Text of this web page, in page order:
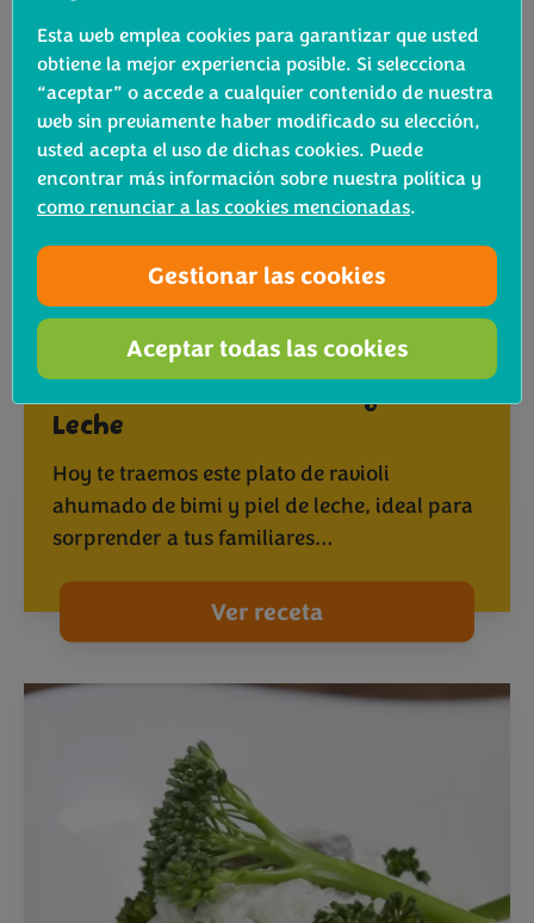
Leche
Hoy te traemos este plato de ravioli
ahumado de bimi y piel de leche, ideal para
sorprender a tus familiares…
Ver receta
Esta web emplea cookies para garantizar que usted
obtiene la mejor experiencia posible. Si selecciona
“aceptar” o accede a cualquier contenido de nuestra
web sin previamente haber modificado su elección,
usted acepta el uso de dichas cookies. Puede
encontrar más información sobre nuestra política y
como renunciar a las cookies mencionadas.
Gestionar las cookies
Aceptar todas las cookies